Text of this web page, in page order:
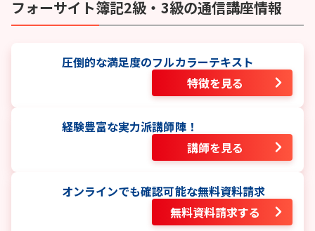
フォーサイト簿記2級・3級の通信講座情報
圧倒的な満足度のフルカラーテキスト
特徴を見る
経験豊富な実力派講師陣！
講師を見る
オンラインでも確認可能な無料資料請求
無料資料請求する